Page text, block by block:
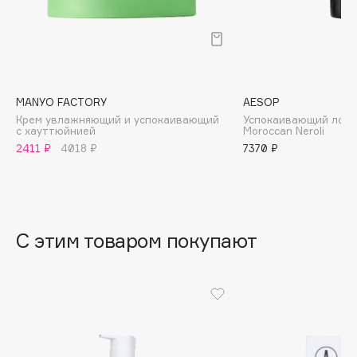
Banderas
Basicare
beautyblender
MANYO FACTORY
Крем увлажняющий и успокаивающий
с хауттюйнией
2411 ₽
4018 ₽
AESOP
Успокаивающий
Moroccan Neroli
7370 ₽
С этим товаром покупают